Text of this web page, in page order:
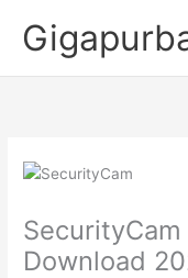
SecurityCam
Download